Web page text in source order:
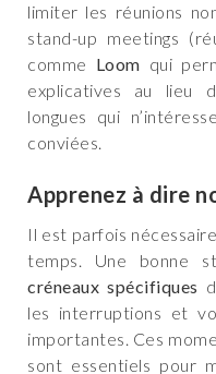
limiter les réunions
stand-up meetings
comme Loom qui
explicatives au lieu
longues qui
conviées.
Apprenez à dire
Il est parfois
temps. Une bonne
créneaux spécifiques
les interruptions et
importantes. Ces
sont essentiels pour